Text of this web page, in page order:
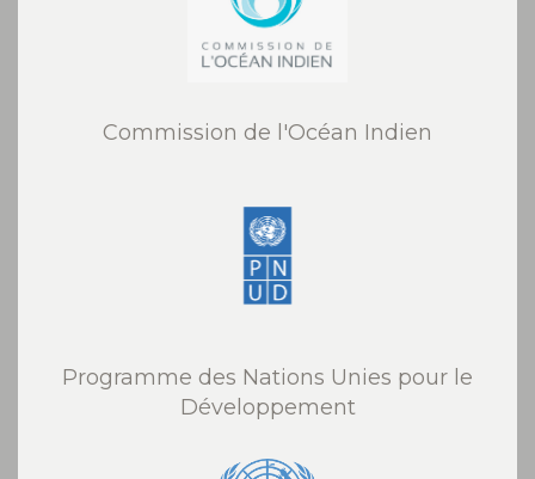
Commission de l'Océan Indien
Programme des Nations Unies pour le
Développement